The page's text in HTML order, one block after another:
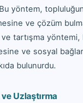
Bu yöntem,
ve çözüm
tartışma yöntemi,
ve sosyal
bulunurdu.
Uzlaştırma